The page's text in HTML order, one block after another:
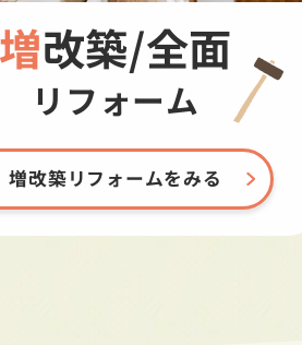
増改築/全面
リフォーム
増改築リフォームをみる